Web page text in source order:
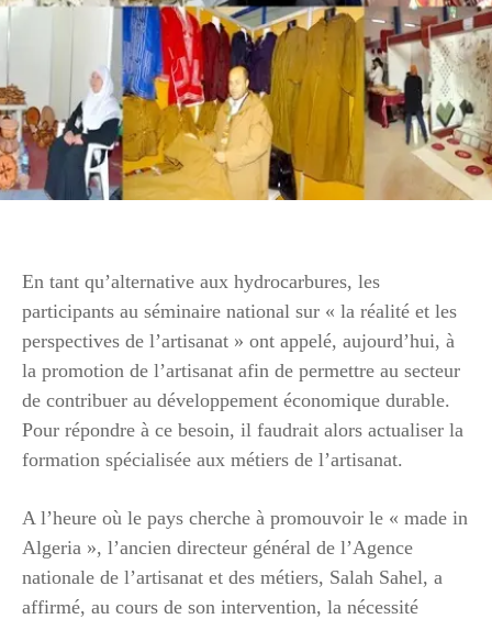
En tant qu’alternative aux hydrocarbures, les
participants au séminaire national sur « la réalité et les
perspectives de l’artisanat » ont appelé, aujourd’hui, à
la promotion de l’artisanat afin de permettre au secteur
de contribuer au développement économique durable.
Pour répondre à ce besoin, il faudrait alors actualiser la
formation spécialisée aux métiers de l’artisanat.
A l’heure où le pays cherche à promouvoir le « made in
Algeria », l’ancien directeur général de l’Agence
nationale de l’artisanat et des métiers, Salah Sahel, a
affirmé, au cours de son intervention, la nécessité